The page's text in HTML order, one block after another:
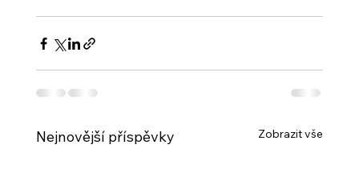
Nejnovější příspěvky Zobrazit vše